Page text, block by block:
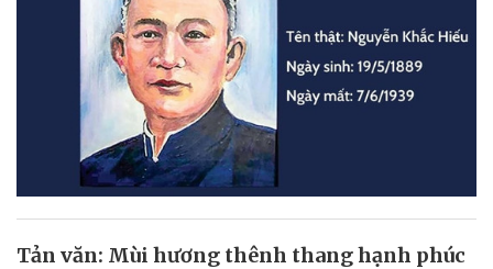
Tản văn: Mùi hương thênh thang hạnh phúc